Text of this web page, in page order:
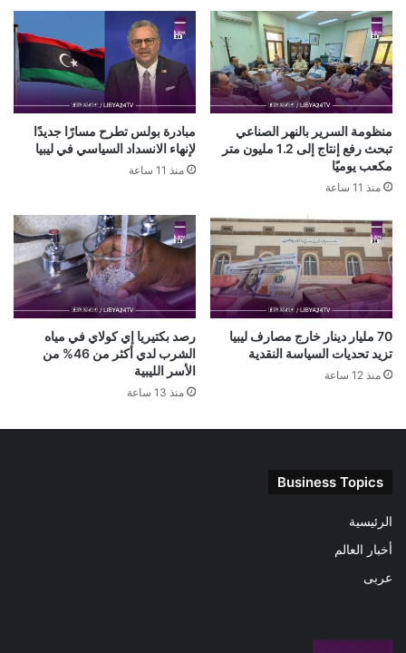
منظومة السرير بالنهر الصناعي
تبحث رفع إنتاج إلى 1.2 مليون متر
مكعب يوميًا
منذ 11 ساعة
مبادرة بولس تطرح مسارًا جديدًا
لإنهاء الانسداد السياسي في ليبيا
منذ 11 ساعة
70 مليار دينار خارج مصارف ليبيا
تزيد تحديات السياسة النقدية
منذ 12 ساعة
رصد بكتيريا إي كولاي في مياه
الشرب لدي أكثر من 46% من
الأسر الليبية
منذ 13 ساعة
Business Topics
الرئيسية
أخبار العالم
عربى